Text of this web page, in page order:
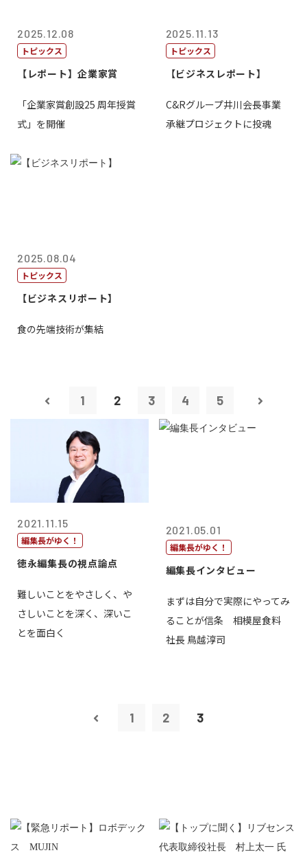
2025.12.08
トピックス
【レポート】企業家賞
「企業家賞創設25 周年授賞
式」を開催
2025.11.13
トピックス
【ビジネスレポート】
C&Rグループ井川会長事業
承継プロジェクトに投魂
2025.08.04
トピックス
【ビジネスリポート】
食の先端技術が集結
1 2 3 4 5
2021.11.15
編集長がゆく！
徳永編集長の視点論点
難しいことをやさしく、や
さしいことを深く、深いこ
とを面白く
2021.05.01
編集長がゆく！
編集長インタビュー
まずは自分で実際にやってみ
ることが信条 相模屋食料
社長 鳥越淳司
1 2 3